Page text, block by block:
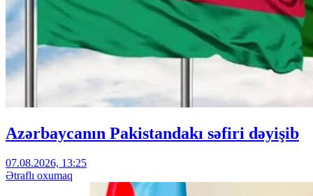
Azərbaycanın Pakistandakı səfiri dəyişib
07.08.2026, 13:25
Ətraflı oxumaq